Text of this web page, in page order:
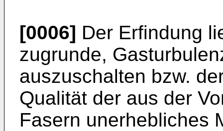
[0006] Der Erfindung
zugrunde,
auszuschalten bzw.
Qualität der aus der
Fasern unerhebliches